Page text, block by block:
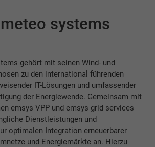
systems
gehört mit seinen Wind- und
zu den international führenden
IT-Lösungen und umfassender
der Energiewende. Gemeinsam mit
emsys VPP und emsys grid services
Dienstleistungen und
optimalen Integration erneuerbarer
und Energiemärkte an. Hierzu